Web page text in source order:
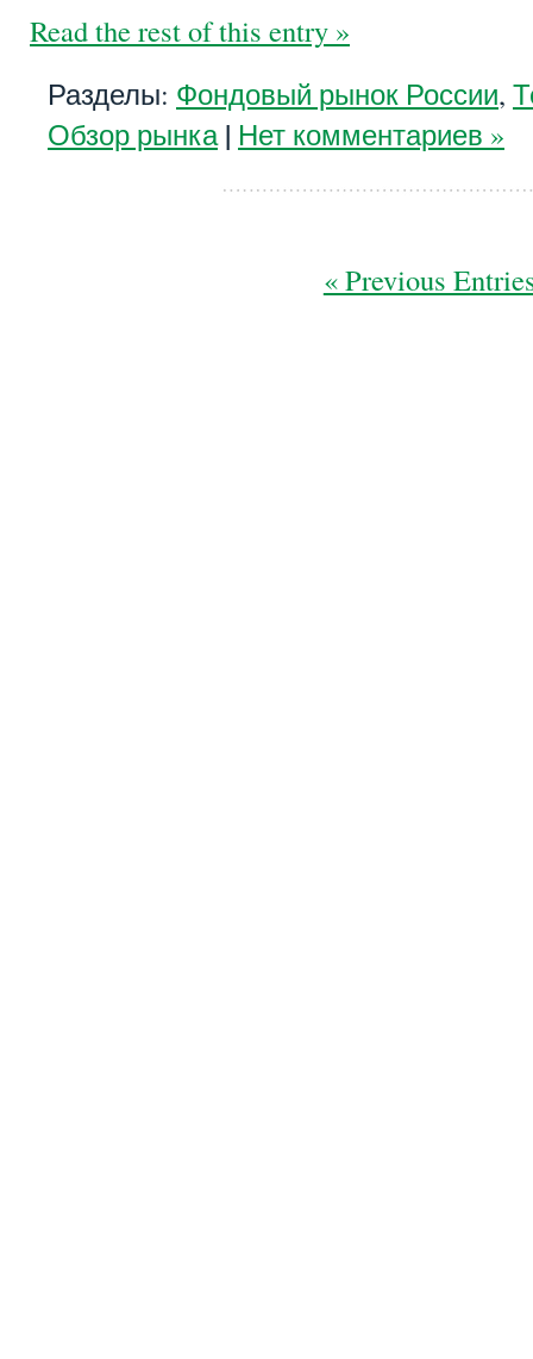
Read the rest of this entry »
Разделы: Фондовый рынок России,
Обзор рынка | Нет комментариев »
« Previous